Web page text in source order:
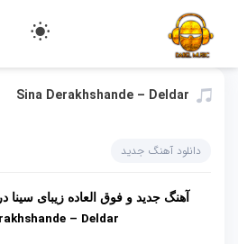
Sina Derakhshande – Deldar‏
دانلود آهنگ جدید
آهنگ جدید و فوق العاده زیبای سینا
– Deldar